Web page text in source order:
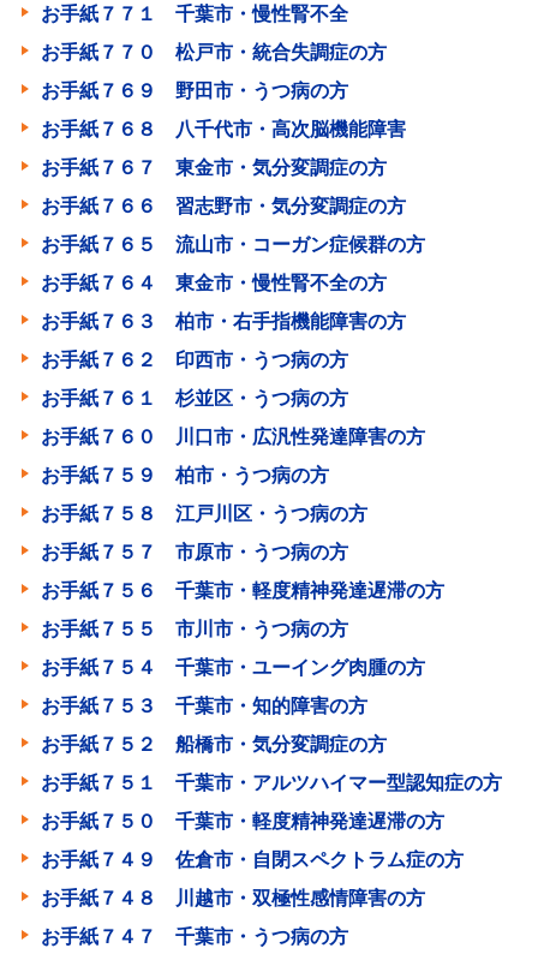
お手紙７７１ 千葉市・慢性腎不全
お手紙７７０ 松戸市・統合失調症の方
お手紙７６９ 野田市・うつ病の方
お手紙７６８ 八千代市・高次脳機能障害
お手紙７６７ 東金市・気分変調症の方
お手紙７６６ 習志野市・気分変調症の方
お手紙７６５ 流山市・コーガン症候群の方
お手紙７６４ 東金市・慢性腎不全の方
お手紙７６３ 柏市・右手指機能障害の方
お手紙７６２ 印西市・うつ病の方
お手紙７６１ 杉並区・うつ病の方
お手紙７６０ 川口市・広汎性発達障害の方
お手紙７５９ 柏市・うつ病の方
お手紙７５８ 江戸川区・うつ病の方
お手紙７５７ 市原市・うつ病の方
お手紙７５６ 千葉市・軽度精神発達遅滞の方
お手紙７５５ 市川市・うつ病の方
お手紙７５４ 千葉市・ユーイング肉腫の方
お手紙７５３ 千葉市・知的障害の方
お手紙７５２ 船橋市・気分変調症の方
お手紙７５１ 千葉市・アルツハイマー型認知症の方
お手紙７５０ 千葉市・軽度精神発達遅滞の方
お手紙７４９ 佐倉市・自閉スペクトラム症の方
お手紙７４８ 川越市・双極性感情障害の方
お手紙７４７ 千葉市・うつ病の方